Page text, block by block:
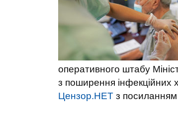
оперативного штабу
з поширення інфекційних
Цензор.НЕТ з